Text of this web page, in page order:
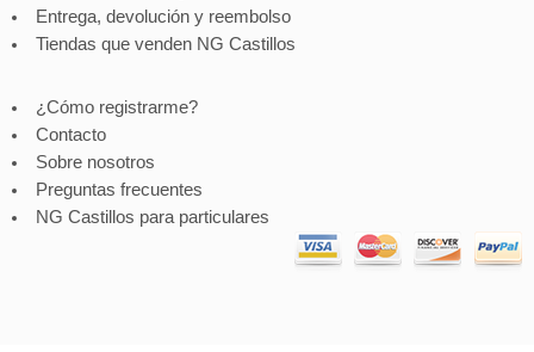
Entrega, devolución y reembolso
Tiendas que venden NG Castillos
¿Cómo registrarme?
Contacto
Sobre nosotros
Preguntas frecuentes
NG Castillos para particulares